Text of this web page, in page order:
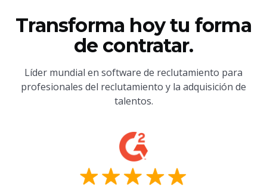
Transforma hoy tu forma
de contratar.
Líder mundial en software de reclutamiento para
profesionales del reclutamiento y la adquisición de
talentos.